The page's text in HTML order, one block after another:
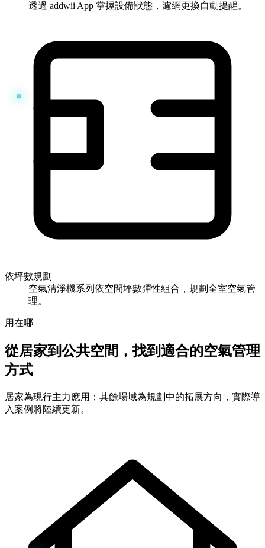
透過 addwii App 掌握設備狀態，濾網更換自動提醒。
依坪數規劃
空氣清淨機系列依空間坪數彈性組合，規劃全室空氣管
理。
用在哪
從居家到公共空間，找到適合的空氣管理
方式
居家為現行主力應用；其餘場域為規劃中的拓展方向，實際導
入案例將陸續更新。